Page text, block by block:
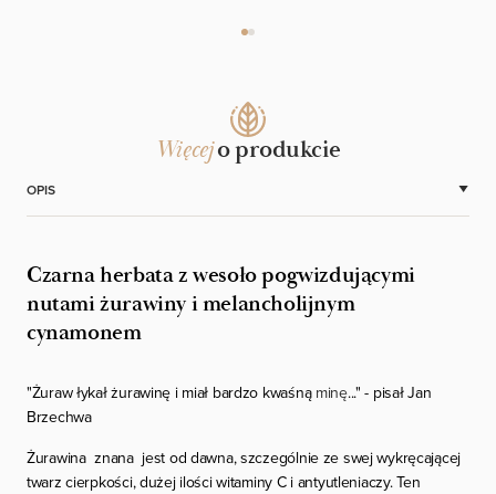
Więcejo produkcie
OPIS
Czarna herbata z wesoło pogwizdującymi
nutami żurawiny i melancholijnym
cynamonem
"Żuraw łykał żurawinę i miał bardzo kwaśną minę..." - pisał Jan
Brzechwa
Żurawina znana jest od dawna, szczególnie ze swej wykręcającej
twarz cierpkości, dużej ilości witaminy C i antyutleniaczy. Ten